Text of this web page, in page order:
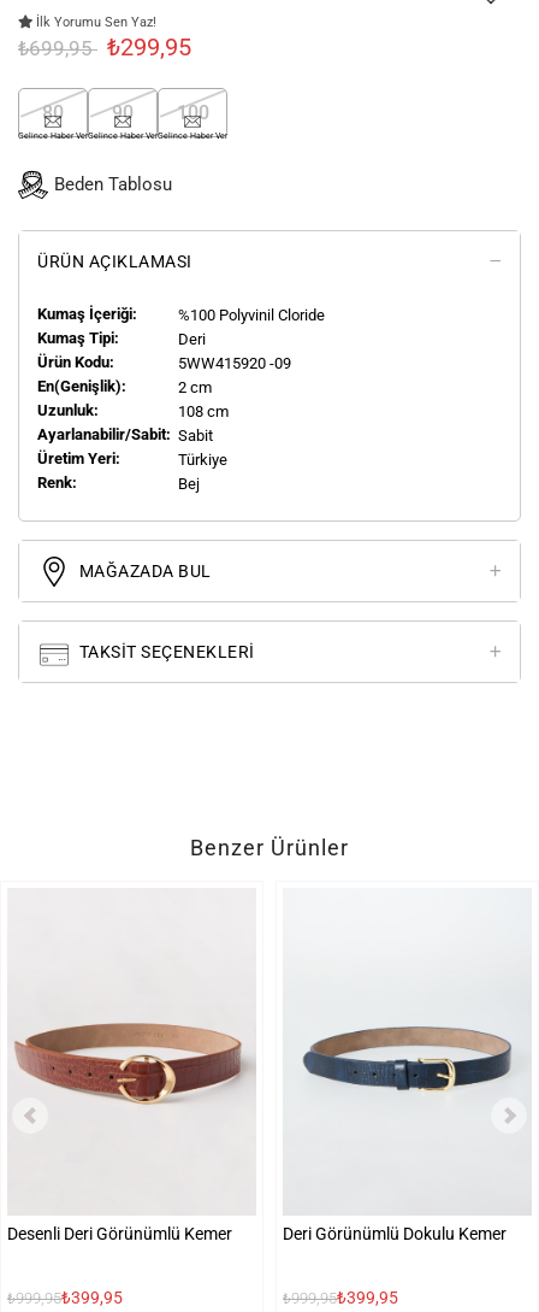
İlk Yorumu Sen Yaz!
₺699,95 ₺299,95
80
Gelince Haber Ver
90
Gelince Haber Ver
100
Gelince Haber Ver
Beden Tablosu
ÜRÜN AÇIKLAMASI
Kumaş İçeriği:
%100 Polyvinil Cloride
Kumaş Tipi:
Deri
Ürün Kodu:
5WW415920 -09
En(genişlik):
2 cm
Uzunluk:
108 cm
Ayarlanabilir/Sabit: Sabit
Üretim Yeri:
Türkiye
Renk:
Bej
MAĞAZADA BUL
TAKSIT SEÇENEKLERI
Benzer Ürünler
Desenli Deri Görünümlü Kemer
₺999,95₺399,95
Deri Görünümlü Dokulu Kemer
₺999,95₺399,95